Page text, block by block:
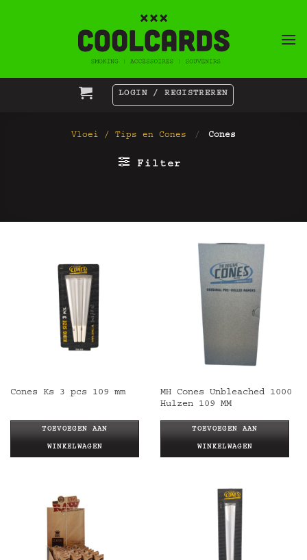
LOGIN / REGISTREREN
Vloei / Tips en Cones / Cones
Filter
Cones Ks 3 pcs 109 mm
TOEVOEGEN AAN
WINKELWAGEN
MH Cones Unbleached 1000
Hulzen 109 MM
TOEVOEGEN AAN
WINKELWAGEN